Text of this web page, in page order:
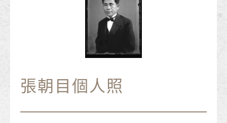
張朝目個人照